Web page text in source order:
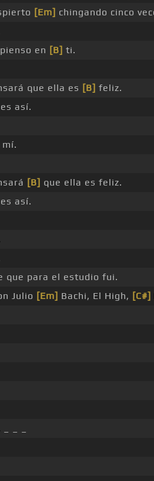
[Em] chingando cinco
en [B] ti.
que ella es [B] feliz.
así.
[B] que ella es feliz.
así.
que para el estudio fui.
Julio [Em] Bachi, El High, [C#]
_ _